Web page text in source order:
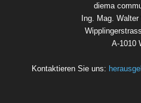
diema
Ing. Mag. Walter
A-1010
Kontaktieren Sie uns: